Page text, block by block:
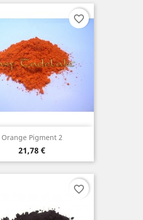
Orange Pigment 2
Preis
21,78 €
favorite_border
favorite_border